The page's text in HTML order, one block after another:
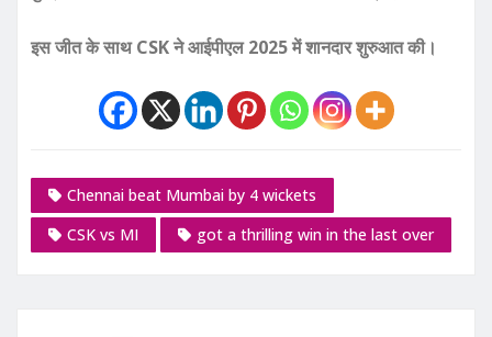
इस जीत के साथ CSK ने आईपीएल 2025 में शानदार शुरुआत की।
Chennai beat Mumbai by 4 wickets
CSK vs MI
got a thrilling win in the last over